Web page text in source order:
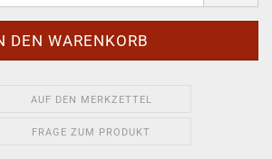
AUF DEN MERKZETTEL
FRAGE ZUM PRODUKT